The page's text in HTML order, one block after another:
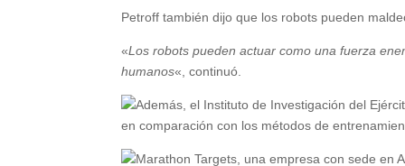
Petroff también dijo que los robots pueden
«Los robots pueden actuar como una fuerza
humanos«, continuó.